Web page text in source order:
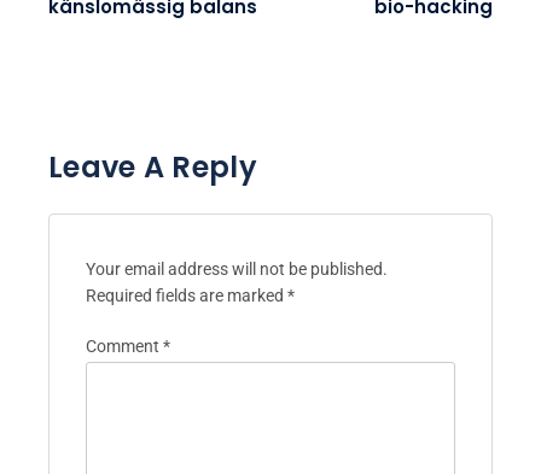
känslomässig balans
bio-hacking
Leave A Reply
Your email address will not be published.
Required fields are marked *
Comment *